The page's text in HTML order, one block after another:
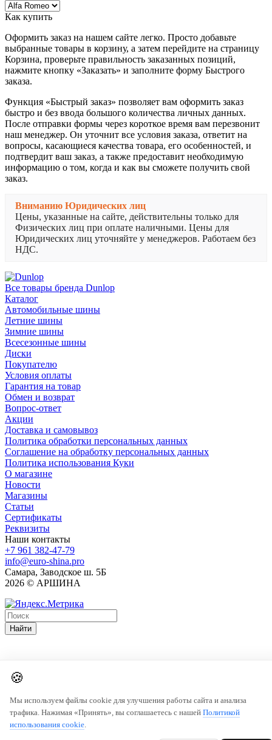
Как купить
Оформить заказ на нашем сайте легко. Просто добавьте
выбранные товары в корзину, а затем перейдите на страницу
Корзина, проверьте правильность заказанных позиций,
нажмите кнопку «Заказать» и заполните форму Быстрого
заказа.
Функция «Быстрый заказ» позволяет вам оформить заказ
быстро и без ввода большого количества личных данных.
После отправки формы через короткое время вам перезвонит
наш менеджер. Он уточнит все условия заказа, ответит на
вопросы, касающиеся качества товара, его особенностей, и
подтвердит ваш заказ, а также предоставит необходимую
информацию о том, когда и как вы сможете получить свой
заказ.
Вниманию Юридических лиц
Цены, указанные на сайте, действительны только для
Физических лиц при оплате наличными. Цены для
Юридических лиц уточняйте у менеджеров. Работаем без
НДС.
Все товары бренда Dunlop
Каталог
Автомобильные шины
Летние шины
Зимние шины
Всесезонные шины
Диски
Покупателю
Условия оплаты
Гарантия на товар
Обмен и возврат
Вопрос-ответ
Акции
Доставка и самовывоз
Политика обработки персональных данных
Соглашение на обработку персональных данных
Политика использования Куки
О магазине
Новости
Магазины
Статьи
Сертификаты
Реквизиты
Наши контакты
+7 961 382-47-79
info@euro-shina.pro
Самара, Заводское ш. 5Б
2026 © АРШИНА
Найти
🍪
Мы используем файлы cookie для улучшения работы сайта и анализа
трафика. Нажимая «Принять», вы соглашаетесь с нашей Политикой
использования cookie.